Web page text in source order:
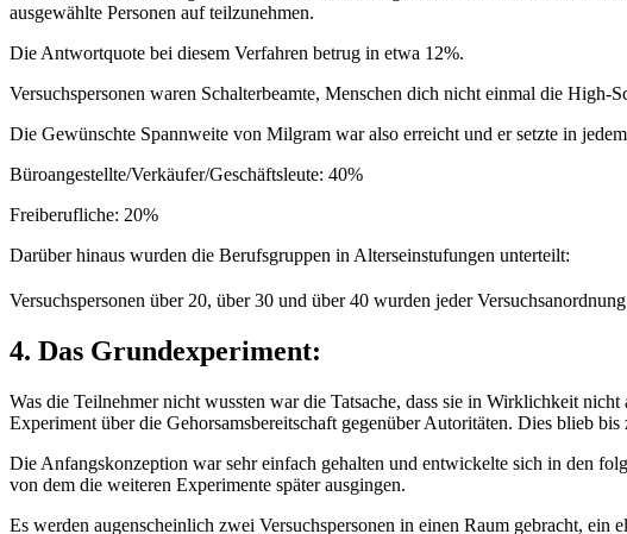
ausgewählte Personen auf teilzunehmen.
Die Antwortquote bei diesem Verfahren betrug in etwa 12%.
Versuchspersonen waren Schalterbeamte, Menschen dich nicht einmal die
Die Gewünschte Spannweite von Milgram war also erreicht und er setzte in
Büroangestellte/Verkäufer/Geschäftsleute: 40%
Freiberufliche: 20%
Darüber hinaus wurden die Berufsgruppen in Alterseinstufungen unterteilt:
Versuchspersonen über 20, über 30 und über 40 wurden jeder
4. Das Grundexperiment:
Was die Teilnehmer nicht wussten war die Tatsache, dass sie in Wirklichkeit
Experiment über die Gehorsamsbereitschaft gegenüber Autoritäten. Dies blieb
Die Anfangskonzeption war sehr einfach gehalten und entwickelte sich in den
von dem die weiteren Experimente später ausgingen.
Es werden augenscheinlich zwei Versuchspersonen in einen Raum gebracht,